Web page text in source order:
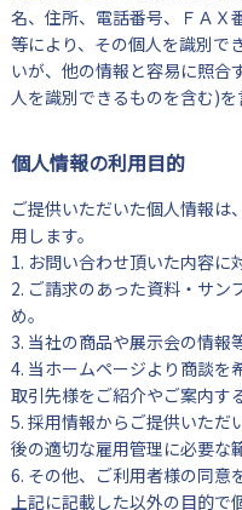
名、住所、電話番号、ＦＡＸ
等により、その個人を識別で
いが、他の情報と容易に照合
人を識別できるものを含む)を
個人情報の利用目的
ご提供いただいた個人情報は
用します。
1. お問い合わせ頂いた内容に
2. ご請求のあった資料・サン
め。
3. 当社の商品や展示会の情報
4. 当ホームページより商談を
取引先様をご紹介やご案内す
5. 採用情報からご提供いただ
後の適切な雇用管理に必要な
6. その他、ご利用者様の同意
上記に記載した以外の目的で